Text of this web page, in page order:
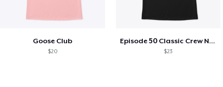
Goose Club
$20
Episode 50 Classic Crew Neck T-Shirt
$23